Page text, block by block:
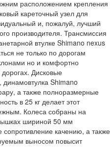
расположением крепления
кареточный узел для
и, пожалуй, лучший
производителя. Трансмиссия
втулке Shimano nexus
не только по дорогам
но и комфортно
Дисковые
динамовтулка Shimano
а также полноразмерные
в 25 кг делает этот
Колеса собраны на
шириной 50 мм
сопротивление качению, а также
выносом повысит